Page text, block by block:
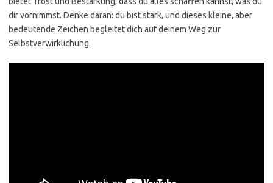
dir vornimmst. Denke daran: du bist stark, und dieses kleine, aber
bedeutende Zeichen begleitet dich auf deinem Weg zur
Selbstverwirklichung.